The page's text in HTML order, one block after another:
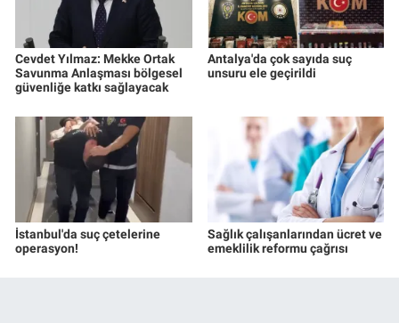
Cevdet Yılmaz: Mekke Ortak
Savunma Anlaşması bölgesel
güvenliğe katkı sağlayacak
Antalya'da çok sayıda suç
unsuru ele geçirildi
İstanbul'da suç çetelerine
operasyon!
Sağlık çalışanlarından ücret ve
emeklilik reformu çağrısı